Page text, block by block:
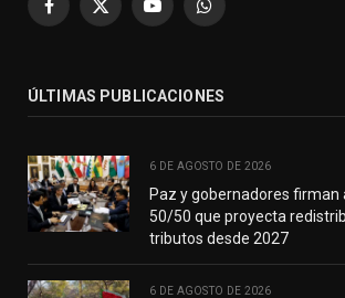
Facebook
X
YouTubeWhatsApp
ÚLTIMAS PUBLICACIONES
6 DE AGOSTO DE 2026
Paz y gobernadores firman
50/50 que proyecta
tributos desde 2027
6 DE AGOSTO DE 2026